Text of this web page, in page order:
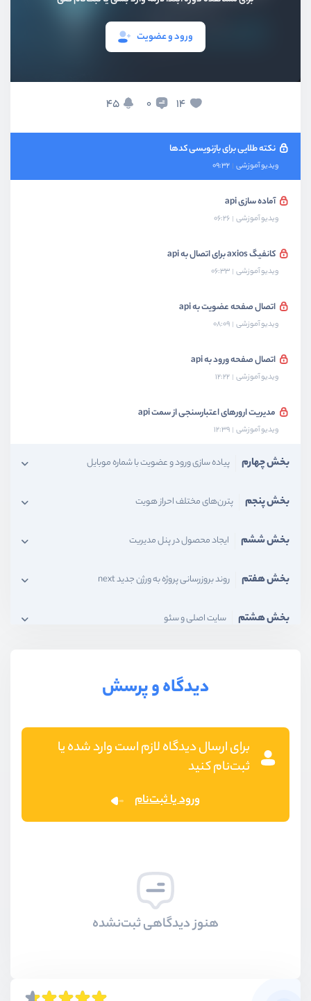
ورود و عضویت
14
0
45
ویدیو آموزشی
تمرین پیاده سازی صفحه ورود
پیاده سازی صفحه ورود
نکته طلایی برای بازنویسی کدها
ویدیو آموزشی 09:32
آماده سازی api
ویدیو آموزشی 06:26
کانفیگ axios برای اتصال به api
ویدیو آموزشی 06:33
اتصال صفحه عضویت به api
ویدیو آموزشی 08:09
اتصال صفحه ورود به api
ویدیو آموزشی 12:22
مدیریت ارورهای اعتبارسنجی از سمت api
ویدیو آموزشی 12:39
بخش چهارم پیاده سازی ورود و عضویت با شماره موبایل
بخش پنجم پترن‌های مختلف احراز هویت
بخش ششم ایجاد محصول در پنل مدیریت
بخش هفتم روند بروزرسانی پروژه به ورژن جدید next
بخش هشتم سایت اصلی و سئو
دیدگاه و پرسش
برای ارسال دیدگاه لازم است وارد شده یا
ثبت‌نام کنید
ورود یا ثبت‌نام
هنوز دیدگاهی ثبت‌نشده